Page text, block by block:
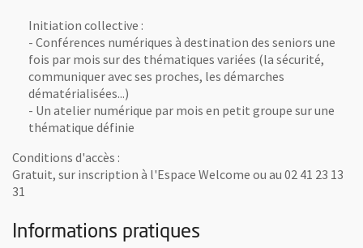
Initiation collective :
- Conférences numériques à destination des seniors une
fois par mois sur des thématiques variées (la sécurité,
communiquer avec ses proches, les démarches
dématérialisées...)
- Un atelier numérique par mois en petit groupe sur une
thématique définie
Conditions d'accès :
Gratuit, sur inscription à l'Espace Welcome ou au 02 41 23 13
31
Informations pratiques